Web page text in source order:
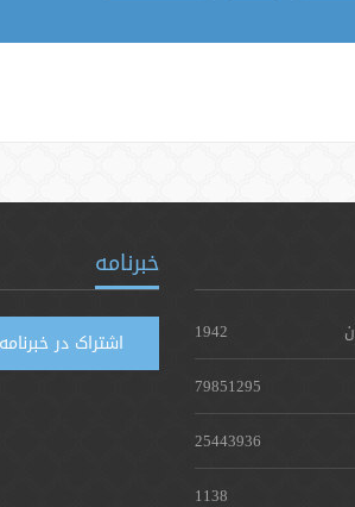
1942
79851295
25443936
1138
خبرنامه
اشتراک در خبرنامه